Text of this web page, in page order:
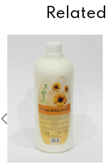
Related